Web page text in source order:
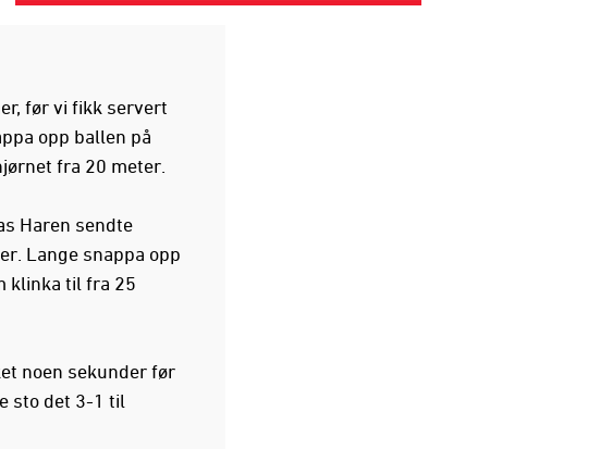
før vi fikk servert
opp ballen på
fra 20 meter.
Haren sendte
Lange snappa opp
klinka til fra 25
noen sekunder før
sto det 3-1 til